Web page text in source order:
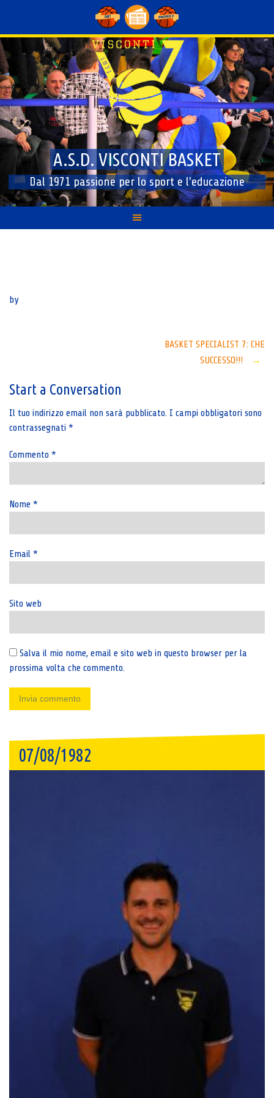
content
A.S.D. VISCONTI BASKET
Dal 1971 passione per lo sport e l'educazione
by
BASKET SPECIALIST 7: CHE
SUCCESSO!!!
→
Start a Conversation
Il tuo indirizzo email non sarà pubblicato. I campi obbligatori sono
contrassegnati *
Commento *
Nome *
Email *
Sito web
Salva il mio nome, email e sito web in questo browser per la
prossima volta che commento.
07/08/1982